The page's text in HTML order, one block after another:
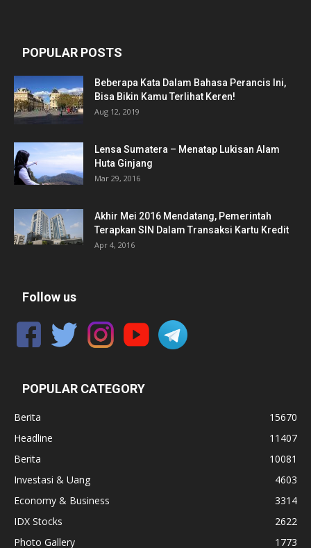
POPULAR POSTS
Beberapa Kata Dalam Bahasa Perancis Ini,
Bisa Bikin Kamu Terlihat Keren!
Aug 12, 2019
Lensa Sumatera – Menatap Lukisan Alam
Huta Ginjang
Mar 29, 2016
Akhir Mei 2016 Mendatang, Pemerintah
Terapkan SIN Dalam Transaksi Kartu Kredit
Apr 4, 2016
Follow us
POPULAR CATEGORY
Berita
15670
Headline
11407
Berita
10081
Investasi & Uang
4603
Economy & Business
3314
IDX Stocks
2622
Photo Gallery
1773